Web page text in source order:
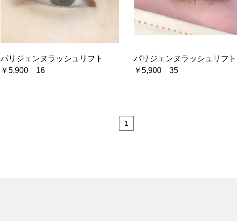
パリジェンヌラッシュリフト
￥5,900 16
パリジェンヌラッシュリ
￥5,900 35
1